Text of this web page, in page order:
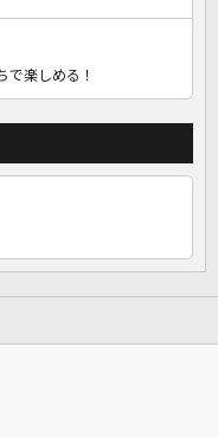
で楽しめる！